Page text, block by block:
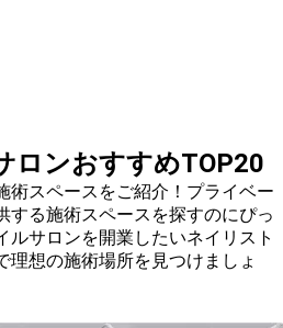
ロンおすすめTOP20
術スペースをご紹介！プライベー
する施術スペースを探すのにぴっ
ルサロンを開業したいネイリスト
理想の施術場所を見つけましょ